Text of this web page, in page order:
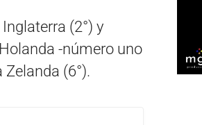
(2°) y
-número uno
Zelanda (6°).